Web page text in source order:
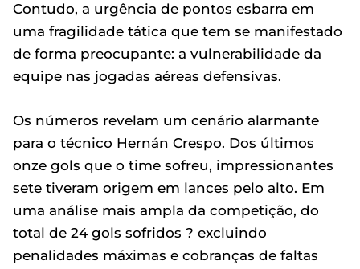
Contudo, a urgência de pontos esbarra em
uma fragilidade tática que tem se manifestado
de forma preocupante: a vulnerabilidade da
equipe nas jogadas aéreas defensivas.
Os números revelam um cenário alarmante
para o técnico Hernán Crespo. Dos últimos
onze gols que o time sofreu, impressionantes
sete tiveram origem em lances pelo alto. Em
uma análise mais ampla da competição, do
total de 24 gols sofridos ? excluindo
penalidades máximas e cobranças de faltas